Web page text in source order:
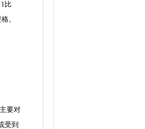
比
。
要对
受到